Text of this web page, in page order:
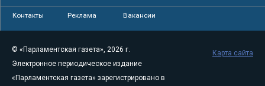
Контакты Реклама Вакансии
© «Парламентская газета», 2026 г.
Электронное периодическое издание
«Парламентская газета» зарегистрировано в
Карта сайта